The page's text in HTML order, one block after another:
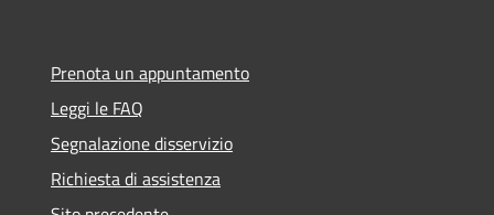
Prenota un appuntamento
Leggi le FAQ
Segnalazione disservizio
Richiesta di assistenza